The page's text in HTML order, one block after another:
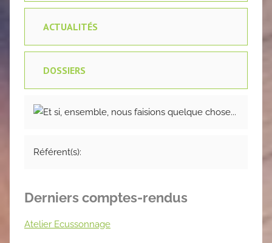
ACTUALITÉS
DOSSIERS
Référent(s):
Derniers comptes-rendus
Atelier Ecussonnage